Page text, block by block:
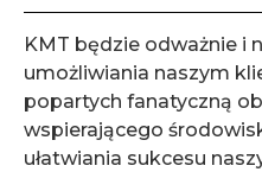
KMT będzie odważnie i
umożliwiania naszym
popartych fanatyczną
wspierającego
ułatwiania sukcesu